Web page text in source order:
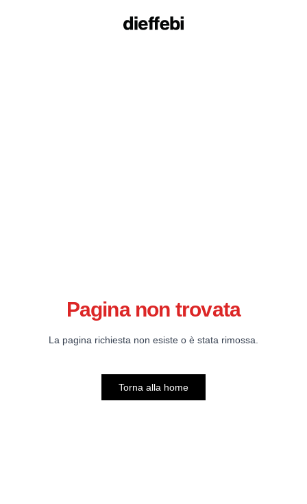
Pagina non trovata
La pagina richiesta non esiste o è stata rimossa.
Torna alla home